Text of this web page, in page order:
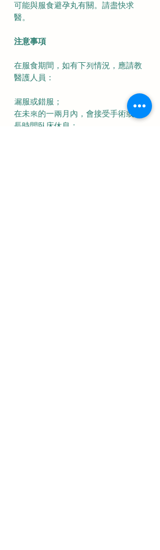
可能與服食避孕丸有關。請盡快求
醫。
注意事項
在服食期間，如有下列情況，應請教
醫護人員：
漏服或錯服；
在未來的一兩月內，會接受手術或需
長時間臥床休息；